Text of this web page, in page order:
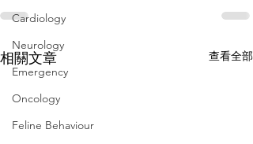
Cardiology
Neurology
Emergency
Oncology
Feline Behaviour
相關文章 查看全部